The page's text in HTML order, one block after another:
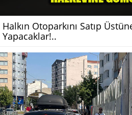
Halkın Otoparkını Satıp
Yapacaklar!..